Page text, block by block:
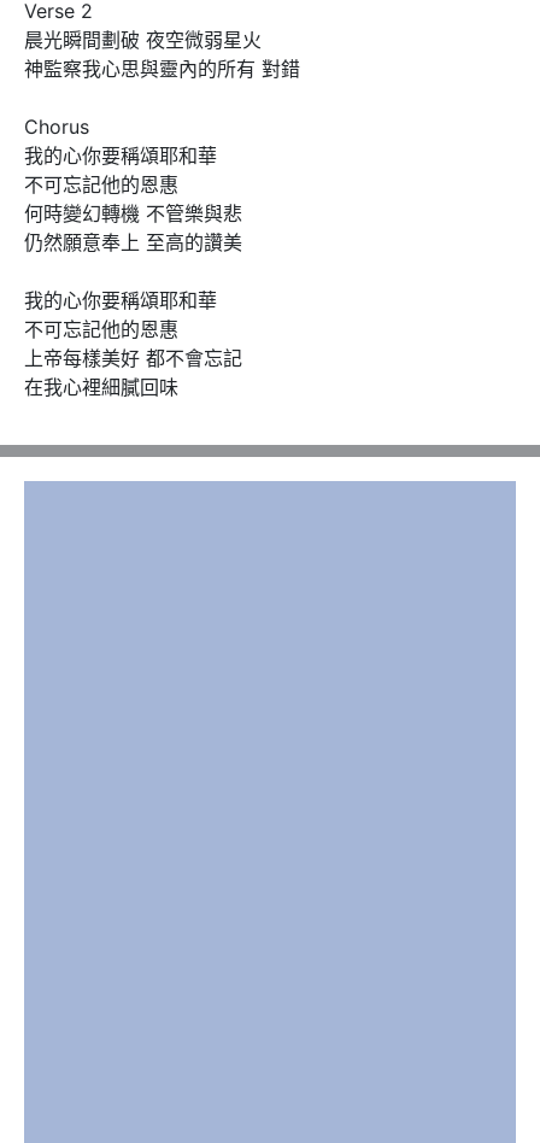
Verse 2
晨光瞬間劃破 夜空微弱星火
神監察我心思與靈內的所有 對錯
Chorus
我的心你要稱頌耶和華
不可忘記他的恩惠
何時變幻轉機 不管樂與悲
仍然願意奉上 至高的讚美
我的心你要稱頌耶和華
不可忘記他的恩惠
上帝每樣美好 都不會忘記
在我心裡細膩回味